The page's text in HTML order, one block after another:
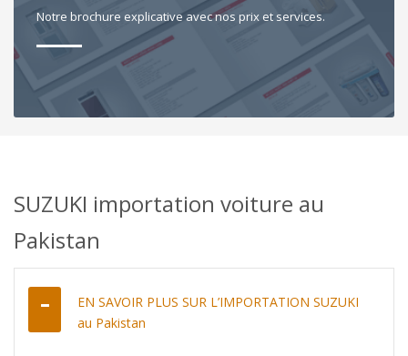
Notre brochure explicative avec nos prix et services.
SUZUKI importation voiture au
Pakistan
EN SAVOIR PLUS SUR L’IMPORTATION SUZUKI
au Pakistan